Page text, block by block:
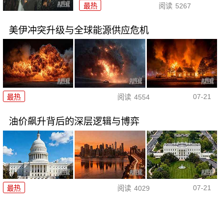
最热 阅读 5267
美伊冲突升级与全球能源供应危机
最热 阅读 4554 07-21
油价飙升背后的深层逻辑与博弈
最热 阅读 4029 07-21